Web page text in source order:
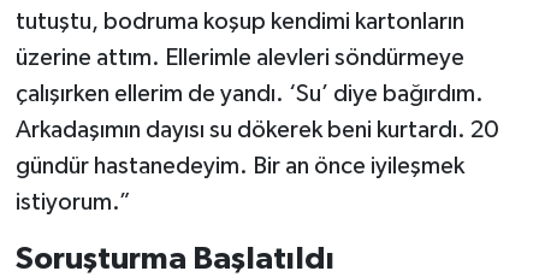
tutuştu, bodruma koşup kendimi kartonların
üzerine attım. Ellerimle alevleri söndürmeye
çalışırken ellerim de yandı. ‘Su’ diye bağırdım.
Arkadaşımın dayısı su dökerek beni kurtardı. 20
gündür hastanedeyim. Bir an önce iyileşmek
istiyorum.”
Soruşturma Başlatıldı